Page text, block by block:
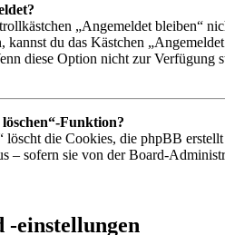
„Angemeldet bleiben“
kannst du das Kästchen
diese Option nicht zur
Funktion?
löscht die Cookies, die phpBB
– sofern sie von der Board-
-einstellungen